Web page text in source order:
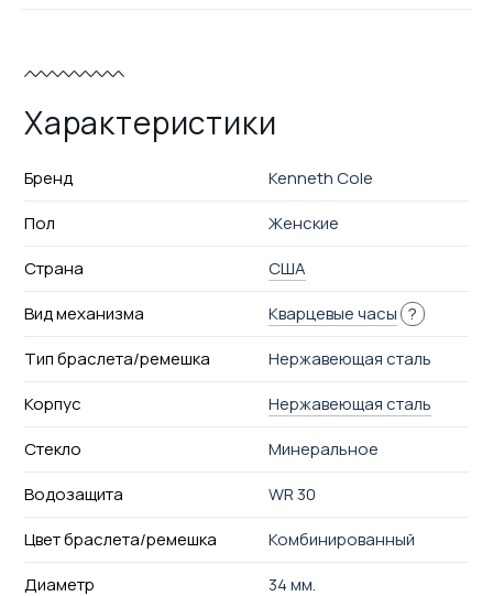
Характеристики
Бренд
Kenneth Cole
Пол
Женские
Страна
США
Вид механизма
Кварцевые часы ?
Тип браслета/ремешка
Нержавеющая сталь
Корпус
Нержавеющая сталь
Стекло
Минеральное
Водозащита
WR 30
Цвет браслета/ремешка
Комбинированный
Диаметр
34 мм.